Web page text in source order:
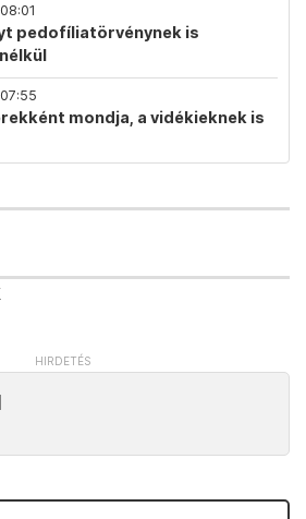
pedofíliatörvénynek is
mondja, a vidékieknek is